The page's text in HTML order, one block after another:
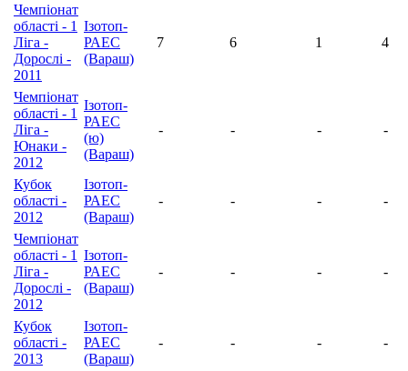
Чемпіонат
області - 1
Ліга -
Дорослі -
2011
Ізотоп-
РАЕС
(Вараш)
7 6 1 4
Чемпіонат
області - 1
Ліга -
Юнаки -
2012
Ізотоп-
РАЕС
(ю)
(Вараш)
- - - -
Кубок
області -
2012
Ізотоп-
РАЕС
(Вараш)
- - - -
Чемпіонат
області - 1
Ліга -
Дорослі -
2012
Ізотоп-
РАЕС
(Вараш)
- - - -
Кубок
області -
2013
Ізотоп-
РАЕС
(Вараш)
- - - -